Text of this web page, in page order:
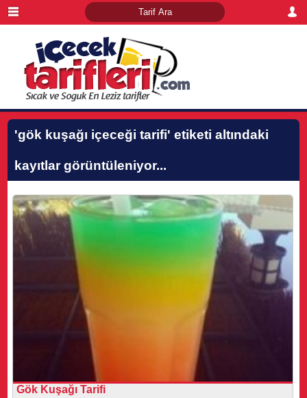
'gök kuşağı içeceği tarifi' etiketi altındaki
kayıtlar görüntüleniyor...
Gök Kuşağı Tarifi